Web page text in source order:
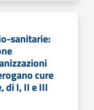
sanitarie:
cure
di I, II e III